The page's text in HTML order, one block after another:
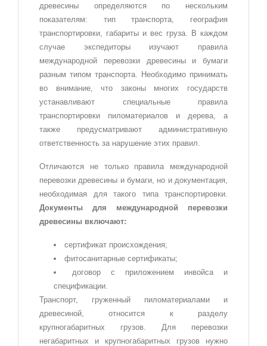
древесины определяются по нескольким
показателям: тип транспорта, география
транспортировки, габариты и вес груза. В каждом
случае экспедиторы изучают правила
международной перевозки древесины и бумаги
разным типом транспорта. Необходимо принимать
во внимание, что законы многих государств
устанавливают специальные правила
транспортировки пиломатериалов и дерева, а
также предусматривают административную
ответственность за нарушение этих правил.
Отличаются не только правила международной
перевозки древесины и бумаги, но и документация,
необходимая для такого типа транспортировки.
Документы для международной перевозки
древесины включают:
сертификат происхождения;
фитосанитарные сертификаты;
договор с приложением инвойса и
спецификации.
Транспорт, груженный пиломатериалами и
древесиной, относится к разделу
крупногабаритных грузов. Для перевозки
негабаритных и крупногабаритных грузов нужно